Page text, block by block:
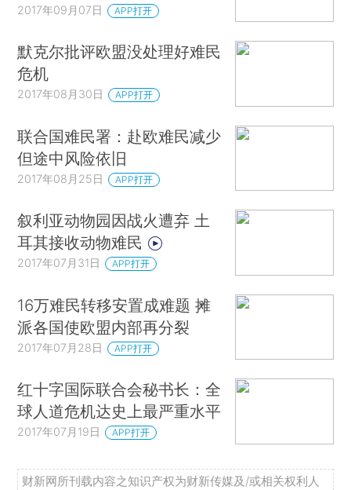
2017年09月07日 APP打开
默克尔批评欧盟没处理好难民
危机
2017年08月30日 APP打开
联合国难民署：赴欧难民减少
但途中风险依旧
2017年08月25日 APP打开
叙利亚动物园因战火遭弃 土
耳其接收动物难民
2017年07月31日 APP打开
16万难民转移安置成难题 摊
派各国使欧盟内部再分裂
2017年07月28日 APP打开
红十字国际联合会秘书长：全
球人道危机达史上最严重水平
2017年07月19日 APP打开
财新网所刊载内容之知识产权为财新传媒及/或相关权利人